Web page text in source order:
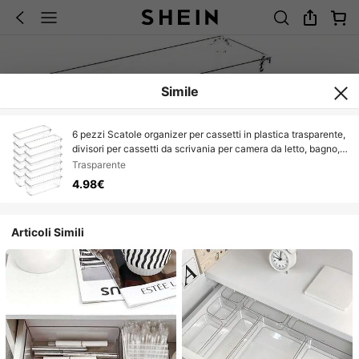
Simile
6 pezzi Scatole organizer per cassetti in plastica trasparente,
divisori per cassetti da scrivania per camera da letto, bagno,
ufficio, trucco, gioielli, piccoli oggetti, utensili. Ottimo regalo
per Pasqua, San Valentino, ecc.
Trasparente
4.98€
Articoli Simili